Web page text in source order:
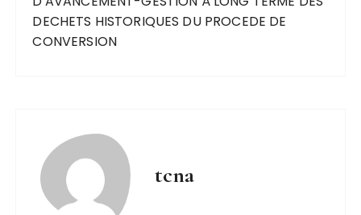
DECHETS HISTORIQUES DU PROCEDE DE
CONVERSION
tcna